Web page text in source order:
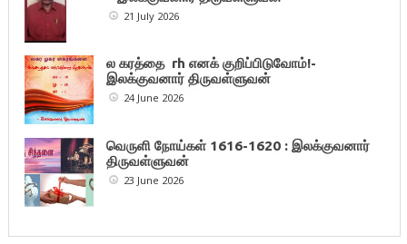
21 July 2026
ல கரத்தை rh எனக் குறிப்பிடுவோம்!-
இலக்குவனார் திருவள்ளுவன்
24 June 2026
வெருளி நோய்கள் 1616-1620 : இலக்குவனார்
திருவள்ளுவன்
23 June 2026